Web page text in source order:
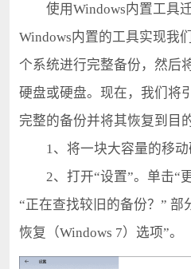
使用Windows内置工具迁
Windows内置的工具实现我
个系统进行完整备份，然后
硬盘或硬盘。现在，我们将
完整的备份并将其恢复到目
1、将一块大容量的移动
2、打开“设置”。单击“更
“正在查找较旧的备份？” 部
恢复（Windows 7）选项”。